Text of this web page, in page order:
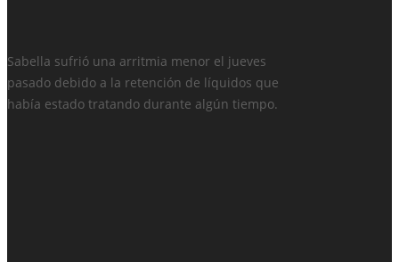
Sabella sufrió una arritmia menor el jueves
pasado debido a la retención de líquidos que
había estado tratando durante algún tiempo.